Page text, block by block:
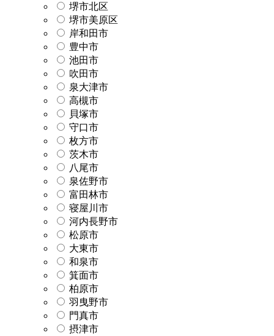
堺市北区
堺市美原区
岸和田市
豊中市
池田市
吹田市
泉大津市
高槻市
貝塚市
守口市
枚方市
茨木市
八尾市
泉佐野市
富田林市
寝屋川市
河内長野市
松原市
大東市
和泉市
箕面市
柏原市
羽曳野市
門真市
摂津市